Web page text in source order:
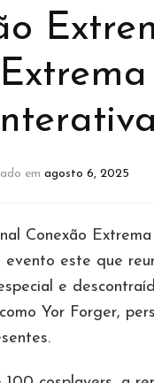
em agosto 6, 2025
Conexão
evento este que
e
Yor Forger,